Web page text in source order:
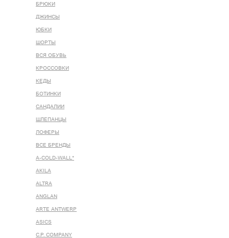
БРЮКИ
ДЖИНСЫ
ЮБКИ
ШОРТЫ
ВСЯ ОБУВЬ
КРОССОВКИ
КЕДЫ
БОТИНКИ
САНДАЛИИ
ШЛЕПАНЦЫ
ЛОФЕРЫ
ВСЕ БРЕНДЫ
A-COLD-WALL*
AKILA
ALTRA
ANGLAN
ARTE ANTWERP
ASICS
C.P. COMPANY